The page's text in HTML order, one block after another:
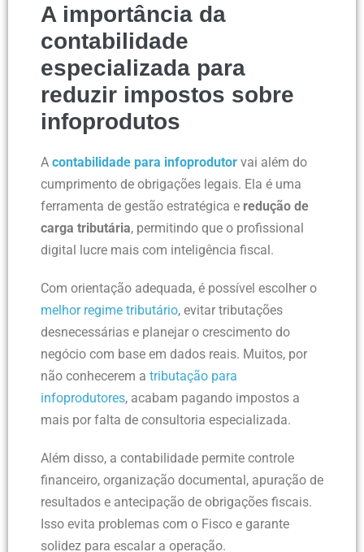
A importância da
contabilidade
especializada para
reduzir impostos sobre
infoprodutos
A contabilidade para infoprodutor vai além do
cumprimento de obrigações legais. Ela é uma
ferramenta de gestão estratégica e redução de
carga tributária, permitindo que o profissional
digital lucre mais com inteligência fiscal.
Com orientação adequada, é possível escolher o
melhor regime tributário, evitar tributações
desnecessárias e planejar o crescimento do
negócio com base em dados reais. Muitos, por
não conhecerem a tributação para
infoprodutores, acabam pagando impostos a
mais por falta de consultoria especializada.
Além disso, a contabilidade permite controle
financeiro, organização documental, apuração de
resultados e antecipação de obrigações fiscais.
Isso evita problemas com o Fisco e garante
solidez para escalar a operação.